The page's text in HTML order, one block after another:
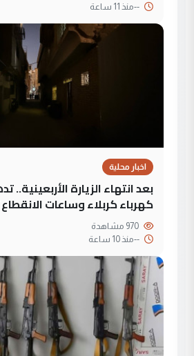
--منذ 11 ساعة
اخبار محلية
بعد انتهاء الزيارة
كهرباء كربلاء وساعات
--منذ 10 ساعة